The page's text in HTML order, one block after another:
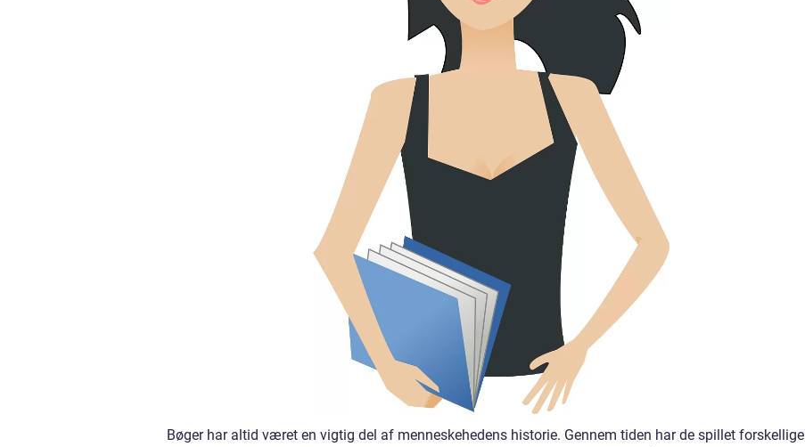
Bøger har altid været en vigtig del af menneskehedens historie. Gennem tiden har de spillet forskellige